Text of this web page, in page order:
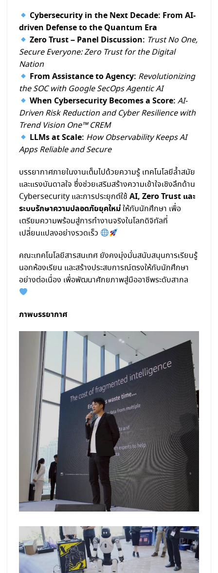
Cybersecurity in the Next Decade: From AI-
driven Defense to the Quantum Era
Zero Trust – Panel Discussion: Trust No One,
Secure Everyone: Zero Trust for the Digital
Nation
From Assistance to Agency: Revolutionizing
the SOC with Google SecOps Agentic AI
When Cybersecurity Becomes a Score: AI-
Driven Risk Reduction and Cyber Resilience with
Trend Vision One™ CREM
LLMs at Scale: How Observability Keeps AI
Apps Reliable and Secure
บรรยากาศภายในงานเต็มไปด้วยความรู้ เทคโนโลยีล้ำสมัย
และแรงบันดาลใจ ซึ่งช่วยเสริมสร้างความเข้าใจเชิงลึกด้าน
Cybersecurity และการประยุกต์ใช้ AI, Zero Trust และ
ระบบรักษาความปลอดภัยยุคใหม่ให้กับนักศึกษา เพื่อ
เตรียมความพร้อมสู่การทำงานจริงในโลกดิจิทัลที่
เปลี่ยนแปลงอย่างรวดเร็ว
คณะเทคโนโลยีสารสนเทศ ยังคงมุ่งมั่นสนับสนุนการเรียนรู้
นอกห้องเรียน และสร้างประสบการณ์ตรงให้กับนักศึกษา
อย่างต่อเนื่อง เพื่อพัฒนาศักยภาพสู่มืออาชีพระดับสากล
ภาพบรรยากาศ